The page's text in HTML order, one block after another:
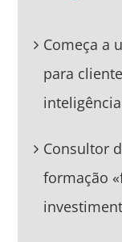
Começa a
para
Consultor
formação